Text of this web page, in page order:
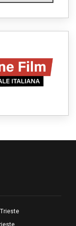
per i
di resistenza
mondo